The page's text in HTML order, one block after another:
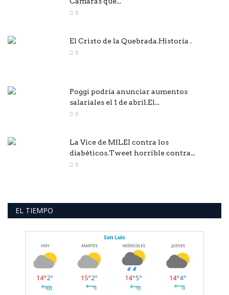
0
El Cristo de la Quebrada.Historia .
0
Poggi podría anunciar aumentos
salariales el 1 de abril.El...
0
La Vice de MILEI contra los
diabéticos.Tweet horrible contra...
0
EL TIEMPO